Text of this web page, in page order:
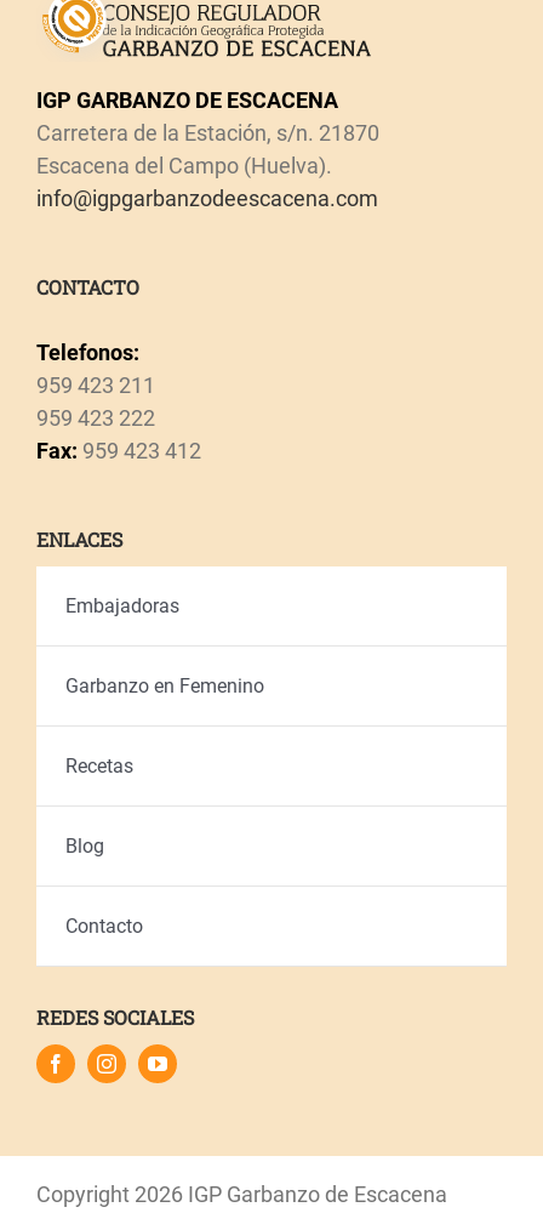
IGP GARBANZO DE ESCACENA
Carretera de la Estación, s/n. 21870
Escacena del Campo (Huelva).
info@igpgarbanzodeescacena.com
CONTACTO
Telefonos:
959 423 211
959 423 222
Fax: 959 423 412
ENLACES
Embajadoras
Garbanzo en Femenino
Recetas
Blog
Contacto
REDES SOCIALES
Copyright 2026 IGP Garbanzo de Escacena